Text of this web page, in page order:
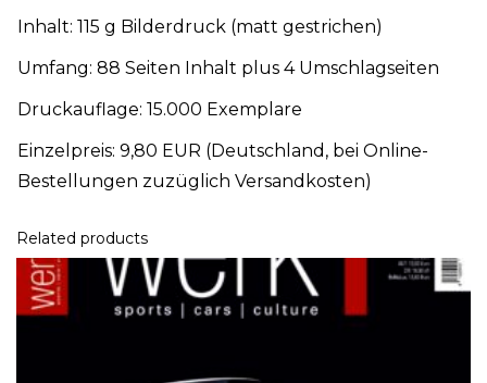
Inhalt: 115 g Bilderdruck (matt gestrichen)
Umfang: 88 Seiten Inhalt plus 4 Umschlagseiten
Druckauflage: 15.000 Exemplare
Einzelpreis: 9,80 EUR (Deutschland, bei Online-
Bestellungen zuzüglich Versandkosten)
Related products